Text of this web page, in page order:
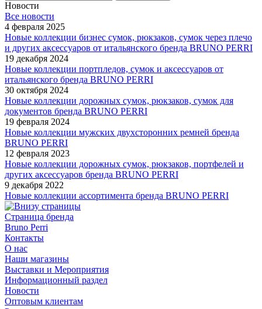
Новости
Все новости
4 февраля 2025
Новые коллекции бизнес сумок, рюкзаков, сумок через плечо
и других аксессуаров от итальянского бренда BRUNO PERRI
19 декабря 2024
Новые коллекции портпледов, сумок и аксессуаров от
итальянского бренда BRUNO PERRI
30 октября 2024
Новые коллекции дорожных сумок, рюкзаков, сумок для
документов бренда BRUNO PERRI
19 февраля 2024
Новые коллекции мужских двухсторонних ремней бренда
BRUNO PERRI
12 февраля 2023
Новые коллекции дорожных сумок, рюкзаков, портфелей и
других аксессуаров бренда BRUNO PERRI
9 декабря 2022
Новые коллекции ассортимента бренда BRUNO PERRI
Страница бренда
Bruno Perri
Контакты
О нас
Наши магазины
Выставки и Мероприятия
Информационный раздел
Новости
Оптовым клиентам